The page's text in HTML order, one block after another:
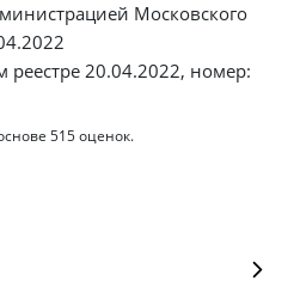
Московского
реестре 20.04.2022, номер:
515оценок.